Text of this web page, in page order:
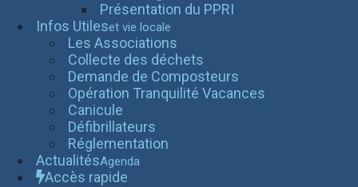
Présentation du PPRI
Infos Utileset vie locale
Les Associations
Collecte des déchets
Demande de Composteurs
Opération Tranquilité Vacances
Canicule
Défibrillateurs
Réglementation
ActualitésAgenda
Accès rapide